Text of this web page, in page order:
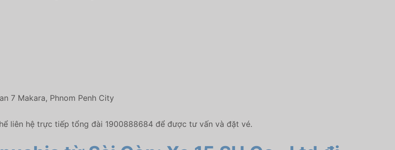
7 Makara, Phnom Penh City
liên hệ trực tiếp tổng đài 1900888684 để được tư vấn và đặt vé.